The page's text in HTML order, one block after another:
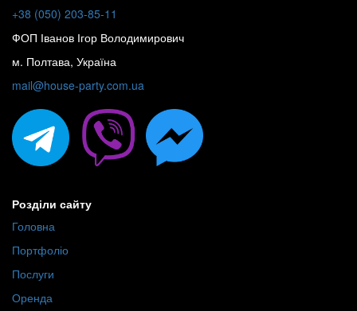
+38 (050) 203-85-11
ФОП Іванов Ігор Володимирович
м. Полтава, Україна
mail@house-party.com.ua
Розділи сайту
Головна
Портфоліо
Послуги
Оренда